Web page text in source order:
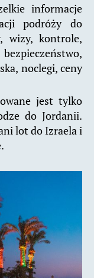
informacje
podróży do
wizy, kontrole,
noclegi, ceny
jest tylko
do Jordanii.
lot do Izraela i